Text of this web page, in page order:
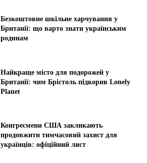
Безкоштовне шкільне харчування у
Британії: що варто знати українським
родинам
Найкраще місто для подорожей у
Британії: чим Брістоль підкорив Lonely
Planet
Конгресмени США закликають
продовжити тимчасовий захист для
українців: офіційний лист